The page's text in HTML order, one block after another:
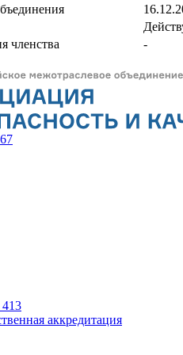
членства
-
аккредитация